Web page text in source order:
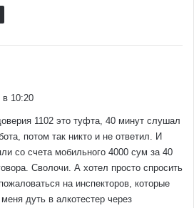
в 10:20
1102 это туфта, 40 минут слушал
потом так никто и не ответил. И
со счета мобильного 4000 сум за 40
Сволочи. А хотел просто спросить
на инспекторов, которые
дуть в алкотестер через